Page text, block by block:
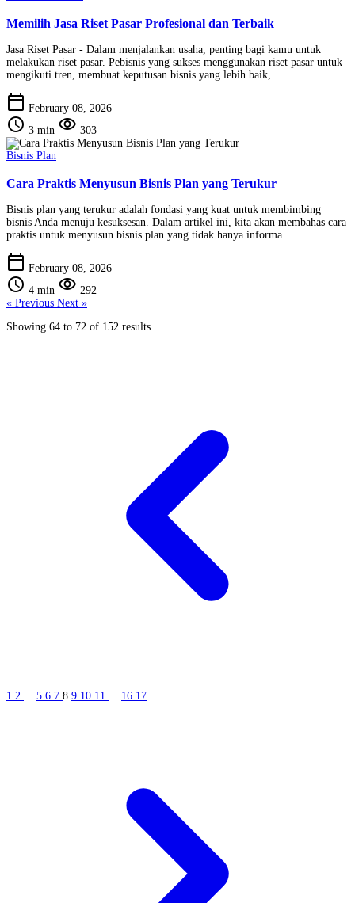
Memilih Jasa Riset Pasar Profesional dan Terbaik
Jasa Riset Pasar - Dalam menjalankan usaha, penting bagi kamu untuk
melakukan riset pasar. Pebisnis yang sukses menggunakan riset pasar untuk
mengikuti tren, membuat keputusan bisnis yang lebih baik,...
calendar_today February 08, 2026
schedule 3 min visibility 303
Bisnis Plan
Cara Praktis Menyusun Bisnis Plan yang Terukur
Bisnis plan yang terukur adalah fondasi yang kuat untuk membimbing
bisnis Anda menuju kesuksesan. Dalam artikel ini, kita akan membahas cara
praktis untuk menyusun bisnis plan yang tidak hanya informa...
calendar_today February 08, 2026
schedule 4 min visibility 292
« Previous Next »
Showing 64 to 72 of 152 results
1 2 5 6 7 8 9 10 11 16 17